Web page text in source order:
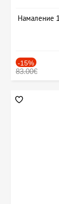
Намаление
-15%
83.00€